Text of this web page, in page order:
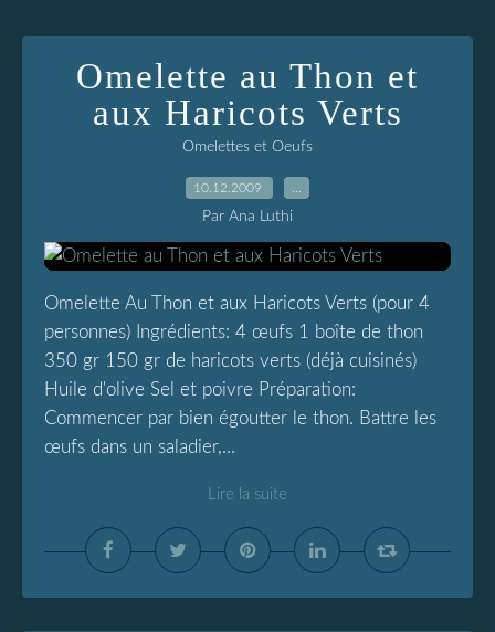
Omelette au Thon et
aux Haricots Verts
Omelettes et Oeufs
10.12.2009
Par Ana Luthi
Omelette Au Thon et aux Haricots Verts (pour 4
personnes) Ingrédients: 4 œufs 1 boîte de thon
350 gr 150 gr de haricots verts (déjà cuisinés)
Huile d'olive Sel et poivre Préparation:
Commencer par bien égoutter le thon. Battre les
œufs dans un saladier,...
Lire la suite